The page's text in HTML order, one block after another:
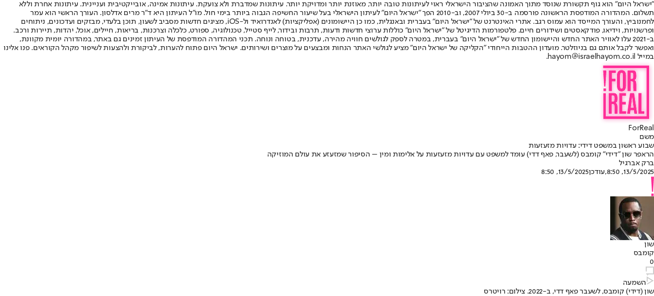
"ישראל היום" הוא גוף תקשורת שנוסד מתוך האמונה שהציבור הישראלי ראוי לעיתונות טובה יותר, מאוזנת יותר ומדויקת יותר. עיתונות שמדברת ולא צועקת. עיתונות אמינה, אובייקטיבית ועניינית. עיתונות אחרת וללא
תשלום. המהדורה המודפסת הראשונה פורסמה ב-30 ביולי 2007, וב-2010 הפך "ישראל היום" לעיתון הישראלי בעל שיעור החשיפה הגבוה ביותר בימי חול. מו"ל העיתון היא ד"ר מרים אדלסון. העורך הראשי הוא עמר
לחמנוביץ, והעורך המייסד הוא עמוס רגב. אתרי האינטרנט של "ישראל היום" בעברית ובאנגלית, כמו כן היישומונים (אפליקציות) לאנדרואיד ול-iOS, מציגים חדשות מסביב לשעון, תוכן בלעדי, מבזקים ועדכונים, ניתוחים
ופרשנויות, וידיאו, פודקאסטים ושידורים חיים. פלטפורמות הדיגיטל של "ישראל היום" כוללות ערוצי חדשות ודעות, תרבות ובידור, לייף סטייל, טכנולוגיה, ספורט, כלכלה וצרכנות, בריאות, חיילים, אוכל, יהדות, תיירות ורכב.
ב-2021 עלו לאוויר האתר החדש והיישומון החדש של "ישראל היום" בעברית, במטרה לספק לגולשים חוויה מהירה, עדכנית, בטוחה ונוחה. תכני המהדורה המודפסת של העיתון זמינים גם באתר, במהדורה יומית מקוונת,
ואפשר לקבל אותם גם בניוזלטר. מועדון ההטבות הייחודי "הקליקה של ישראל היום" מציע לגולשי האתר הנחות ומבצעים על מוצרים ושירותים. ישראל היום פתוח להערות, לביקורת ולהצעות לשיפור מקהל הקוראים. פנו אלינו
במייל hayom@israelhayom.co.il.
ForReal
משם
שבוע ראשון במשפט דידי: עדויות מזעזעות
הראפר שון "דידי" קומבס (לשעבר, פאף דדי) עומד למשפט עם עדויות מזעזעות על אלימות ומין – הסיפור שמזעזע את עולם המוזיקה
ברק אברגיל
13/5/2025, 8:50
,עודכן13/5/2025, 8:50
שון
קומבס
0
השמעה
שון (דידי) קומבס, לשעבר פאף דדי, ב-2022. צילום: רויטרס